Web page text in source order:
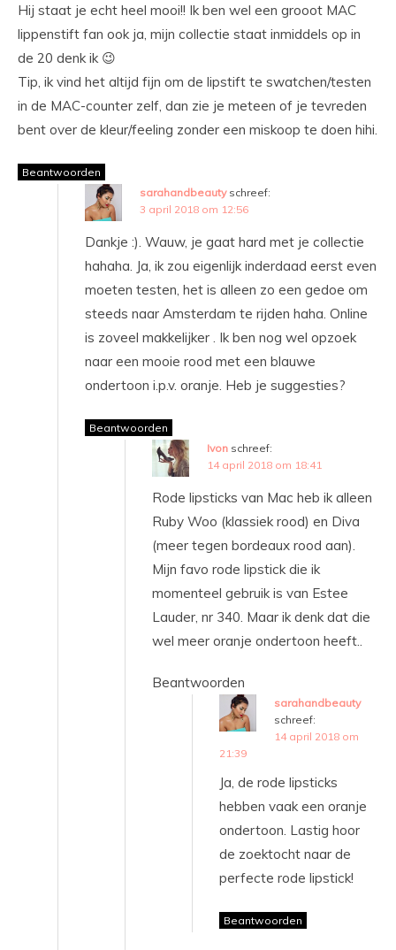
Hij staat je echt heel mooi!! Ik ben wel een grooot MAC
lippenstift fan ook ja, mijn collectie staat inmiddels op in
de 20 denk ik 😉
Tip, ik vind het altijd fijn om de lipstift te swatchen/testen
in de MAC-counter zelf, dan zie je meteen of je tevreden
bent over de kleur/feeling zonder een miskoop te doen hihi.
Beantwoorden
sarahandbeauty schreef:
3 april 2018 om 12:56
Dankje :). Wauw, je gaat hard met je collectie
hahaha. Ja, ik zou eigenlijk inderdaad eerst even
moeten testen, het is alleen zo een gedoe om
steeds naar Amsterdam te rijden haha. Online
is zoveel makkelijker . Ik ben nog wel opzoek
naar een mooie rood met een blauwe
ondertoon i.p.v. oranje. Heb je suggesties?
Beantwoorden
Ivon schreef:
14 april 2018 om 18:41
Rode lipsticks van Mac heb ik alleen
Ruby Woo (klassiek rood) en Diva
(meer tegen bordeaux rood aan).
Mijn favo rode lipstick die ik
momenteel gebruik is van Estee
Lauder, nr 340. Maar ik denk dat die
wel meer oranje ondertoon heeft..
Beantwoorden
sarahandbeauty
schreef:
14 april 2018 om
21:39
Ja, de rode lipsticks
hebben vaak een oranje
ondertoon. Lastig hoor
de zoektocht naar de
perfecte rode lipstick!
Beantwoorden